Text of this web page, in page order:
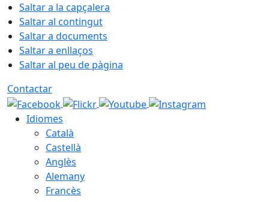
Saltar a la capçalera
Saltar al contingut
Saltar a documents
Saltar a enllaços
Saltar al peu de pàgina
Contactar
Idiomes
Català
Castellà
Anglès
Alemany
Francès